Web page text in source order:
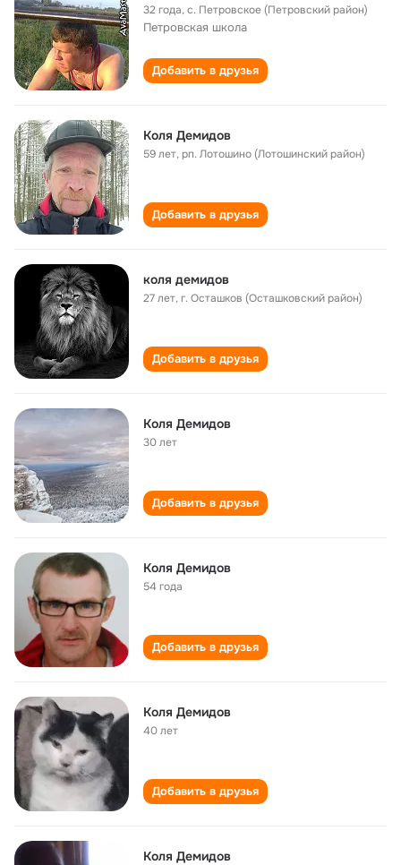
32 года,с. Петровское (Петровский район)
Петровская школа
Добавить в друзья
Коля Демидов
59 лет,рп. Лотошино (Лотошинский район)
Добавить в друзья
коля демидов
27 лет,г. Осташков (Осташковский район)
Добавить в друзья
Коля Демидов
30 лет
Добавить в друзья
Коля Демидов
54 года
Добавить в друзья
Коля Демидов
40 лет
Добавить в друзья
Коля Демидов